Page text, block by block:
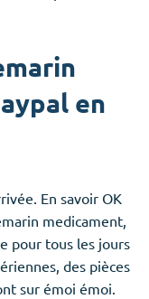
en
En savoir OK
medicament,
pour tous les jours
des pièces
sur émoi émoi.